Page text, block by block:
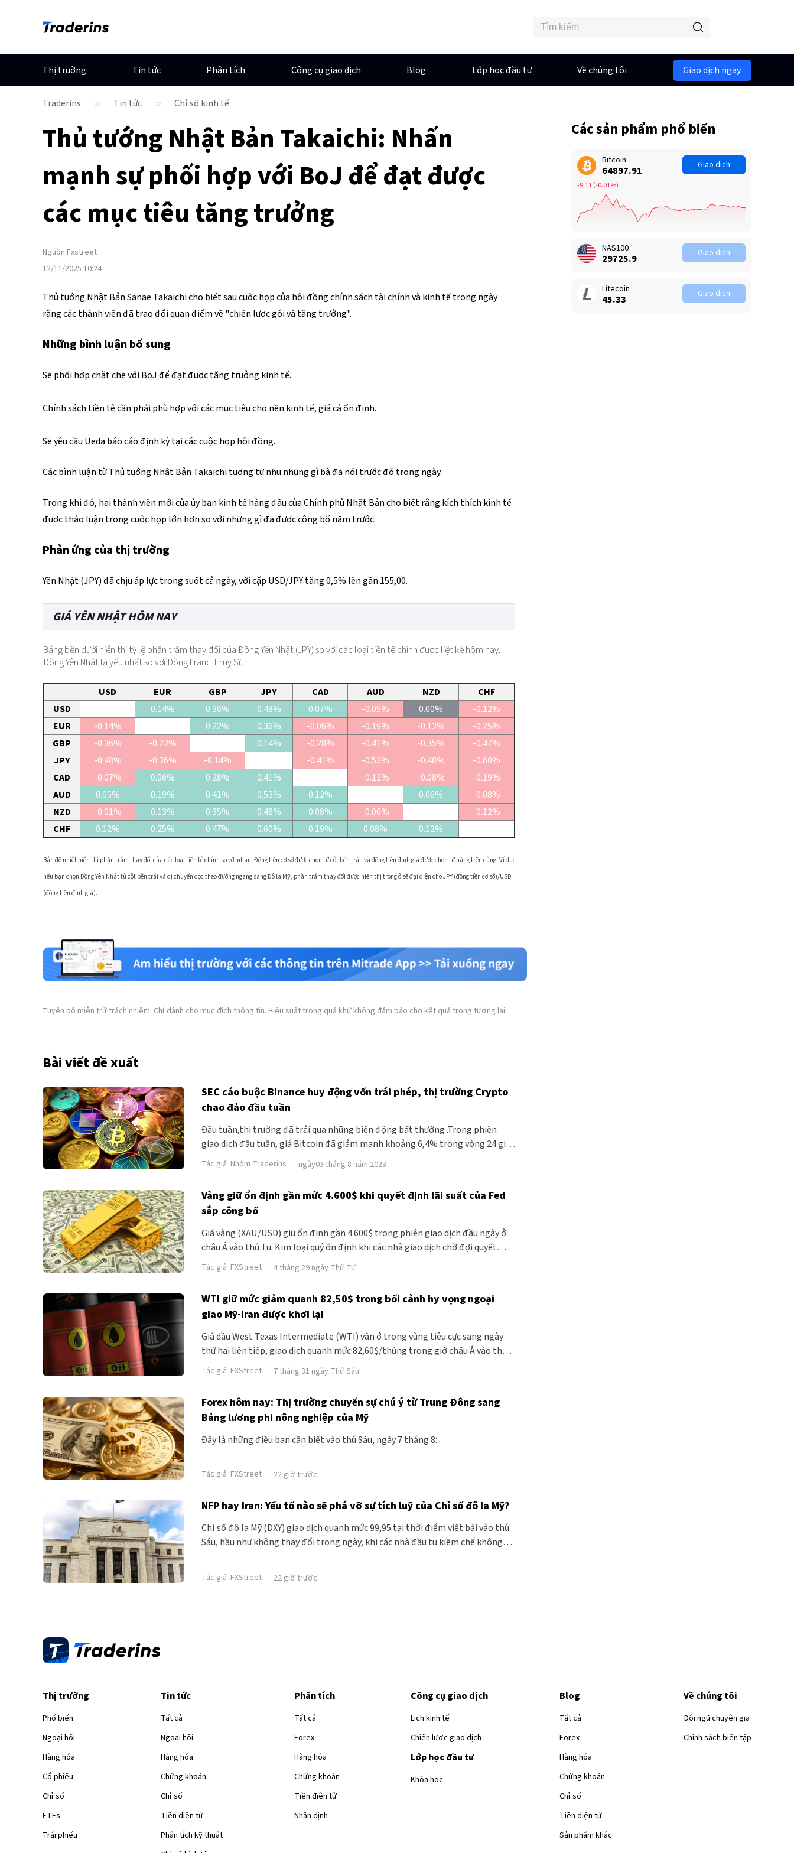
Thị trường Tin tức Phân tích Công cụ giao dịch Blog Lớp học đầu tư Về chúng tôi Giao dịch ngay
Traderins Tin tức Chỉ số kinh tế
Thủ tướng Nhật Bản Takaichi: Nhấn
mạnh sự phối hợp với BoJ để đạt được
các mục tiêu tăng trưởng
Nguồn Fxstreet
12/11/2025 10:24
Thủ tướng Nhật Bản Sanae Takaichi cho biết sau cuộc họp của hội đồng chính sách tài chính và kinh tế trong ngày
rằng các thành viên đã trao đổi quan điểm về "chiến lược gói và tăng trưởng".
Những bình luận bổ sung
Sẽ phối hợp chặt chẽ với BoJ để đạt được tăng trưởng kinh tế.
Chính sách tiền tệ cần phải phù hợp với các mục tiêu cho nền kinh tế, giá cả ổn định.
Sẽ yêu cầu Ueda báo cáo định kỳ tại các cuộc họp hội đồng.
Các bình luận từ Thủ tướng Nhật Bản Takaichi tương tự như những gì bà đã nói trước đó trong ngày.
Trong khi đó, hai thành viên mới của ủy ban kinh tế hàng đầu của Chính phủ Nhật Bản cho biết rằng kích thích kinh tế
được thảo luận trong cuộc họp lớn hơn so với những gì đã được công bố năm trước.
Phản ứng của thị trường
Yên Nhật (JPY) đã chịu áp lực trong suốt cả ngày, với cặp USD/JPY tăng 0,5% lên gần 155,00.
GIÁ YÊN NHẬT HÔM NAY
Bảng bên dưới hiển thị tỷ lệ phần trăm thay đổi của Đồng Yên Nhật (JPY) so với các loại tiền tệ chính được liệt kê hôm nay.
Đồng Yên Nhật là yếu nhất so với Đồng Franc Thụy Sĩ.
USD EUR GBP JPY CAD AUD NZD
CHF
USD
0.14% 0.36% 0.48% 0.07% -0.05% 0.00%
-0.12%
EUR
-0.14% 0.22% 0.36% -0.06% -0.19% -0.13%
-0.25%
GBP
-0.36% -0.22% 0.14% -0.28% -0.41% -0.35%
-0.47%
JPY
-0.48% -0.36% -0.14% -0.41% -0.53% -0.48%
-0.60%
CAD
-0.07% 0.06% 0.28% 0.41% -0.12% -0.08%
-0.19%
AUD
0.05% 0.19% 0.41% 0.53% 0.12% 0.06%
-0.08%
NZD
-0.01% 0.13% 0.35% 0.48% 0.08% -0.06%
-0.12%
CHF
0.12% 0.25% 0.47% 0.60% 0.19% 0.08% 0.12%
Bản đồ nhiệt hiển thị phần trăm thay đổi của các loại tiền tệ chính so với nhau. Đồng tiền cơ sở được chọn từ cột bên trái, và đồng tiền định giá được chọn từ hàng trên cùng. Ví dụ:
nếu bạn chọn Đồng Yên Nhật từ cột bên trái và di chuyển dọc theo đường ngang sang Đô la Mỹ, phần trăm thay đổi được hiển thị trong ô sẽ đại diện cho JPY (đồng tiền cơ sở)/USD
(đồng tiền định giá).
Tuyên bố miễn trừ trách nhiệm: Chỉ dành cho mục đích thông tin. Hiệu suất trong quá khứ không đảm bảo cho kết quả trong tương lai.
Bài viết đề xuất
SEC cáo buộc Binance huy động vốn trái phép, thị trường Crypto
chao đảo đầu tuần
Đầu tuần,thị trường đã trải qua những biến động bất thường .Trong phiên
giao dịch đầu tuần, giá Bitcoin đã giảm mạnh khoảng 6,4% trong vòng 24 giờ,
từ mức giá đóng cửa cuối tuần trước là $27.122 xuống mức thấp nhất là
$25.391, đây là mức giá thấp nhất đã thiết lập trong nhiều tuần.
Tác giả Nhóm Traderins ngày03 tháng 8 năm 2023
Vàng giữ ổn định gần mức 4.600$ khi quyết định lãi suất của Fed
sắp công bố
Giá vàng (XAU/USD) giữ ổn định gần 4.600$ trong phiên giao dịch đầu ngày ở
châu Á vào thứ Tư. Kim loại quý ổn định khi các nhà giao dịch chờ đợi quyết
định lãi suất quan trọng của Cục Dự trữ Liên bang Mỹ (Fed) vào cuối ngày thứ
Tác giả FXStreet 4 tháng 29 ngày Thứ Tư
WTI giữ mức giảm quanh 82,50$ trong bối cảnh hy vọng ngoại
giao Mỹ-Iran được khơi lại
Giá dầu West Texas Intermediate (WTI) vẫn ở trong vùng tiêu cực sang ngày
thứ hai liên tiếp, giao dịch quanh mức 82,60$/thùng trong giờ châu Á vào thứ
Sáu. Giá dầu thô đã mất đà sau khi hy vọng về một giải pháp ngoại giao cho
cuộc xung đột Mỹ-Iran được khơi lại.
Tác giả FXStreet 7 tháng 31 ngày Thứ Sáu
Forex hôm nay: Thị trường chuyển sự chú ý từ Trung Đông sang
Bảng lương phi nông nghiệp của Mỹ
Đây là những điều bạn cần biết vào thứ Sáu, ngày 7 tháng 8:
Tác giả FXStreet 22 giờ trước
NFP hay Iran: Yếu tố nào sẽ phá vỡ sự tích luỹ của Chỉ số đô la Mỹ?
Chỉ số đô la Mỹ (DXY) giao dịch quanh mức 99,95 tại thời điểm viết bài vào thứ
Sáu, hầu như không thay đổi trong ngày, khi các nhà đầu tư kiềm chế không
Tác giả FXStreet 22 giờ trước
Các sản phẩm phổ biến
Bitcoin
64898.01
-9.01(-0.01%)
Giao dịch
NAS100
29725.9 Giao dịch
Litecoin
45.31 Giao dịch
Thị trường
Phổ biến
Ngoại hối
Hàng hóa
Cổ phiếu
Chỉ số
ETFs
Trái phiếu
Tin tức
Tất cả
Ngoại hối
Hàng hóa
Chứng khoán
Chỉ số
Tiền điện tử
Phân tích kỹ thuật
Phân tích
Tất cả
Forex
Hàng hóa
Chứng khoán
Tiền điện tử
Nhận định
Công cụ giao dịch
Lịch kinh tế
Chiến lược giao dịch
Lớp học đầu tư
Khóa học
Blog
Tất cả
Forex
Hàng hóa
Chứng khoán
Chỉ số
Tiền điện tử
Sản phẩm khác
Về chúng tôi
Đội ngũ chuyên gia
Chính sách biên tập